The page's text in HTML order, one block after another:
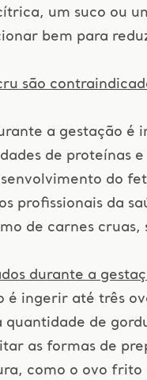
um suco ou
bem para
são
a gestação é
de proteínas
do
profissionais da
de carnes cruas,
durante a
é ingerir até três
quantidade de
as formas de
como o ovo frito